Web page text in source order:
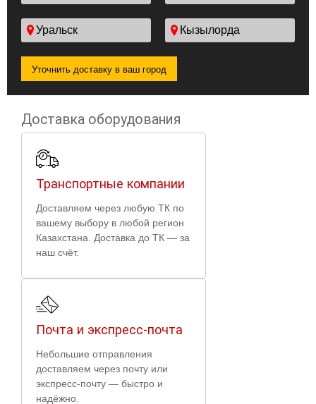
Уральск Кызылорда
Уточнить доставку в ваш город
Доставка оборудования
Транспортные компании
Доставляем через любую ТК по
вашему выбору в любой регион
Казахстана. Доставка до ТК — за
наш счёт.
Почта и экспресс-почта
Небольшие отправления
доставляем через почту или
экспресс-почту — быстро и
надёжно.